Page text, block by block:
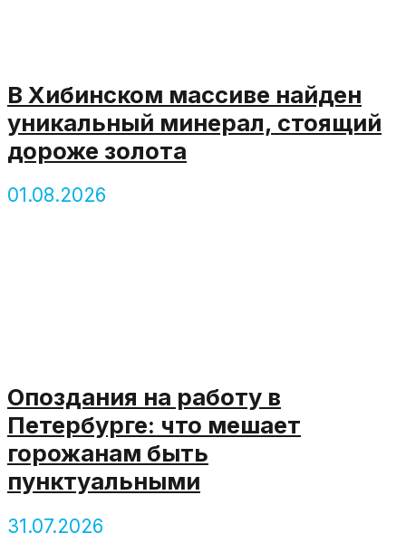
В Хибинском массиве найден
уникальный минерал, стоящий
дороже золота
01.08.2026
Опоздания на работу в
Петербурге: что мешает
горожанам быть
пунктуальными
31.07.2026